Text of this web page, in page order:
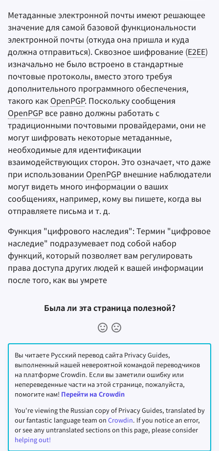
Метаданные электронной почты имеют решающее
значение для самой базовой функциональности
электронной почты (откуда она пришла и куда
должна отправиться). Сквозное шифрование (E2EE)
изначально не было встроено в стандартные
почтовые протоколы, вместо этого требуя
дополнительного программного обеспечения,
такого как OpenPGP. Поскольку сообщения
OpenPGP все равно должны работать с
традиционными почтовыми провайдерами, они не
могут шифровать некоторые метаданные,
необходимые для идентификации
взаимодействующих сторон. Это означает, что даже
при использовании OpenPGP внешние наблюдатели
могут видеть много информации о ваших
сообщениях, например, кому вы пишете, когда вы
отправляете письма и т. д.
Функция "цифрового наследия": Термин "цифровое
наследие" подразумевает под собой набор
функций, который позволяет вам регулировать
права доступа других людей к вашей информации
после того, как вы умрете
Была ли эта страница полезной?
Вы читаете Русский перевод сайта Privacy Guides,
выполненный нашей невероятной командой переводчиков
на платформе Crowdin. Если вы заметили ошибку или
непереведенные части на этой странице, пожалуйста,
помогите нам! Перейти на Crowdin
You're viewing the Russian copy of Privacy Guides, translated by
our fantastic language team on Crowdin. If you notice an error,
or see any untranslated sections on this page, please consider
helping out!